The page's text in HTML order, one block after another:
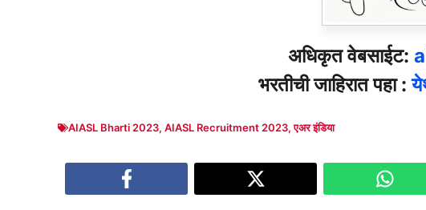
अधिकृत वेबसाईट:
भरतीची जाहिरात पहा :
AIASL Bharti 2023, AIASL Recruitment 2023,एअर इंडिया